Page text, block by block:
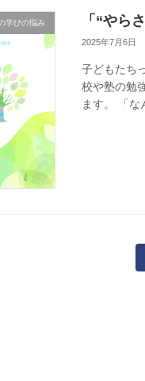
学びの悩み 「“やら
2025年7月6日
子どもたち
校や塾の勉
ます。 「